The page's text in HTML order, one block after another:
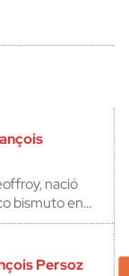
nació
bismuto en…
Persoz